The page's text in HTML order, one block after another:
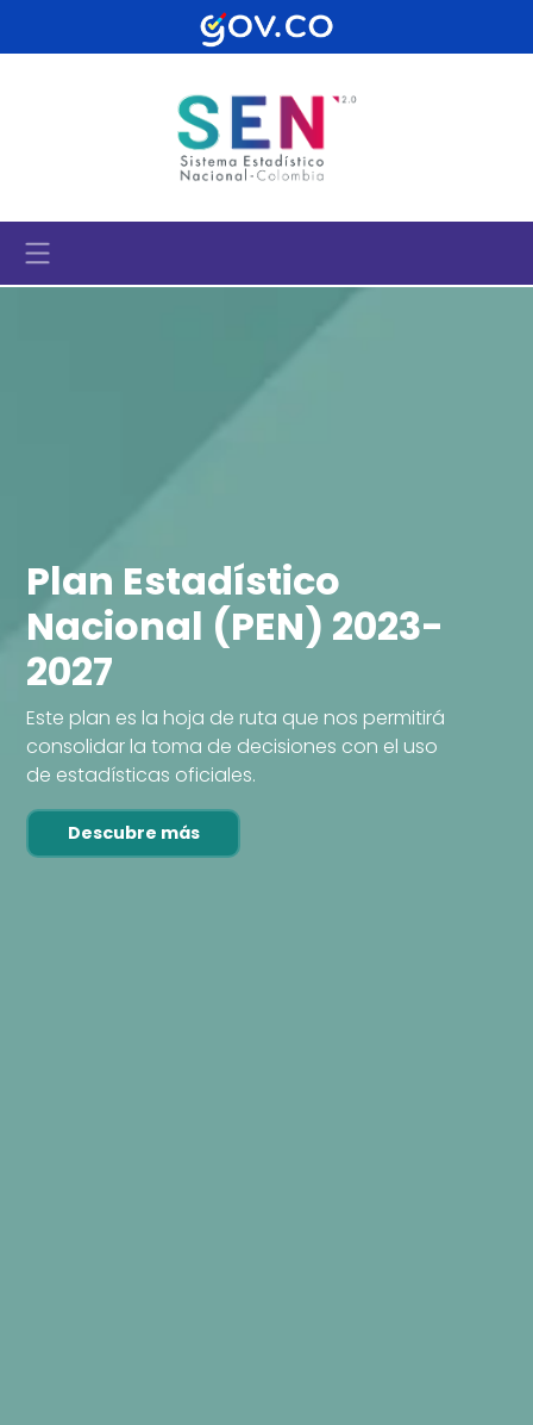
Pasar al contenido principal
Plan Estadístico
Nacional (PEN) 2023-
2027
Este plan es la hoja de ruta que nos permitirá
consolidar la toma de decisiones con el uso
de estadísticas oficiales.
Descubre más